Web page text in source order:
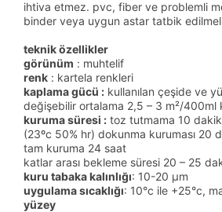
ihtiva etmez. pvc, fiber ve problemli
binder veya uygun astar tatbik
teknik özellikler
görünüm : muhtelif
renk : kartela renkleri
kaplama gücü : kullanılan çeşide ve
değişebilir ortalama 2,5 – 3 m²/400ml
kuruma süresi : toz tutmama 10
(23ºc 50% hr) dokunma kuruması 20
tam kuruma 24 saat
katlar arası bekleme süresi 20 – 25
kuru tabaka kalınlığı: 10-20 μm
uygulama sıcaklığı: 10°c ile +25°c,
yüzey